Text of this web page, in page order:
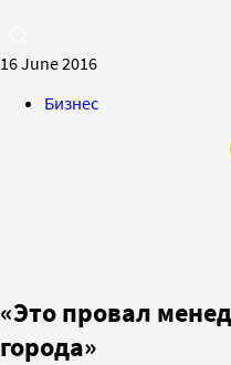
16 June 2016
Бизнес
«Это провал
города»